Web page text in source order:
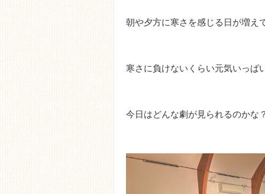
朝や夕方に寒さを感じる日が増え
寒さに負けないくらい元気いっぱ
今日はどんな劇が見られるのかな